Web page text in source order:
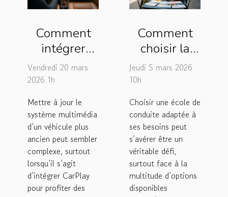
Comment
intégrer
facilement
CarPlay
dans une
Audi
ancienne ?
Vendredi 20 mars
2026 1h
Mettre à jour le
système multimédia
d’un véhicule plus
ancien peut sembler
complexe, surtout
lorsqu’il s’agit
d’intégrer CarPlay
pour profiter des
Comment
choisir la
meilleure
conduite
pour vos
besoins ?
Jeudi 5 mars 2026
10h
Choisir une école de
conduite adaptée à
ses besoins peut
s’avérer être un
véritable défi,
surtout face à la
multitude d’options
disponibles